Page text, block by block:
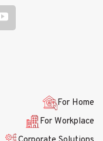
For Home
For Workplace